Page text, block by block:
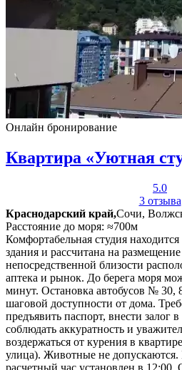
Онлайн бронирование
Квартира «Уютная
5.0
3 отзыва
Краснодарский край,Сочи,
Расстояние до моря: ≈700м
Комфортабельная студия
здания и рассчитана на
непосредственной близости
аптека и рынок. До берега моря
минут. Остановка автобусов № 30,
шаговой доступности от дома.
предъявить паспорт, внести залог
соблюдать аккуратность и
воздержаться от курения в
улица). Животные не допускаются.